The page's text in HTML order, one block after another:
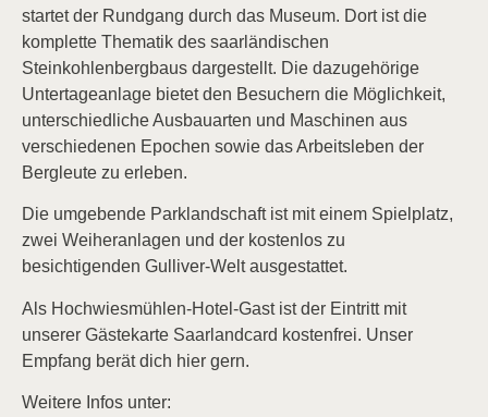
startet der Rundgang durch das Museum. Dort ist die
komplette Thematik des saarländischen
Steinkohlenbergbaus dargestellt. Die dazugehörige
Untertageanlage bietet den Besuchern die Möglichkeit,
unterschiedliche Ausbauarten und Maschinen aus
verschiedenen Epochen sowie das Arbeitsleben der
Bergleute zu erleben.
Die umgebende Parklandschaft ist mit einem Spielplatz,
zwei Weiheranlagen und der kostenlos zu
besichtigenden Gulliver-Welt ausgestattet.
Als Hochwiesmühlen-Hotel-Gast ist der Eintritt mit
unserer Gästekarte Saarlandcard kostenfrei. Unser
Empfang berät dich hier gern.
Weitere Infos unter: